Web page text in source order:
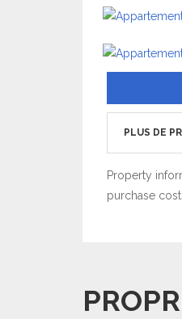
PLUS DE
Property
purchase